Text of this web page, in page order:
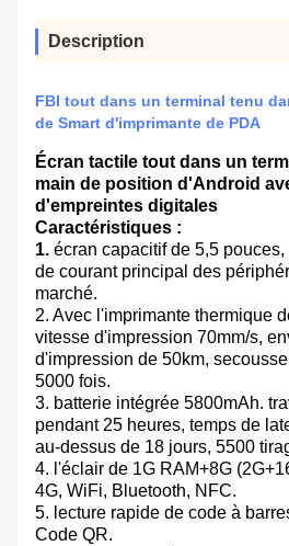
Description
FBI tout dans un terminal tenu
de Smart d'imprimante de PDA
Écran tactile tout dans un
main de position d'Android
d'empreintes digitales
Caractéristiques :
1. écran capacitif de 5,5
de courant principal des
marché.
2. Avec l'imprimante thermique
vitesse d'impression 70mm/s,
d'impression de 50km,
5000 fois.
3. batterie intégrée 5800mAh.
pendant 25 heures, temps de
au-dessus de 18 jours, 5500
4. l'éclair de 1G RAM+8G
4G, WiFi, Bluetooth, NFC.
5. lecture rapide de code à
Code QR.